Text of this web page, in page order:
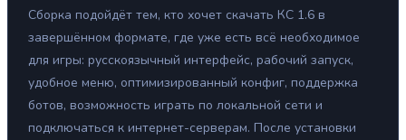
Сборка подойдёт тем, кто хочет скачать КС 1.6 в
завершённом формате, где уже есть всё необходимое
для игры: русскоязычный интерфейс, рабочий запуск,
удобное меню, оптимизированный конфиг, поддержка
ботов, возможность играть по локальной сети и
подключаться к интернет-серверам. После установки